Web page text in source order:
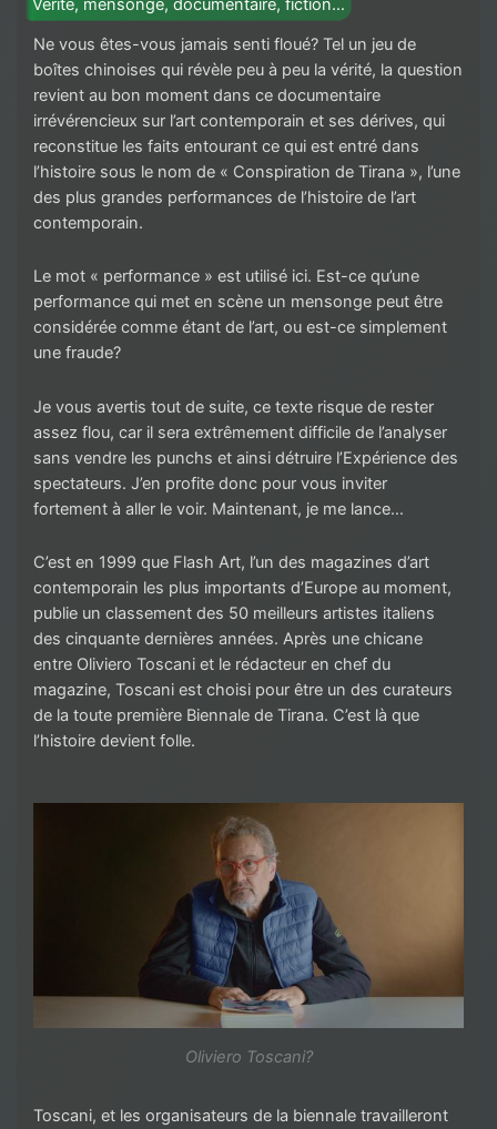
Vérité, mensonge, documentaire, fiction…
Ne vous êtes-vous jamais senti floué? Tel un jeu de
boîtes chinoises qui révèle peu à peu la vérité, la question
revient au bon moment dans ce documentaire
irrévérencieux sur l’art contemporain et ses dérives, qui
reconstitue les faits entourant ce qui est entré dans
l’histoire sous le nom de « Conspiration de Tirana », l’une
des plus grandes performances de l’histoire de l’art
contemporain.
Le mot « performance » est utilisé ici. Est-ce qu’une
performance qui met en scène un mensonge peut être
considérée comme étant de l’art, ou est-ce simplement
une fraude?
Je vous avertis tout de suite, ce texte risque de rester
assez flou, car il sera extrêmement difficile de l’analyser
sans vendre les punchs et ainsi détruire l’Expérience des
spectateurs. J’en profite donc pour vous inviter
fortement à aller le voir. Maintenant, je me lance…
C’est en 1999 que Flash Art, l’un des magazines d’art
contemporain les plus importants d’Europe au moment,
publie un classement des 50 meilleurs artistes italiens
des cinquante dernières années. Après une chicane
entre Oliviero Toscani et le rédacteur en chef du
magazine, Toscani est choisi pour être un des curateurs
de la toute première Biennale de Tirana. C’est là que
l’histoire devient folle.
Oliviero Toscani?
Toscani, et les organisateurs de la biennale travailleront